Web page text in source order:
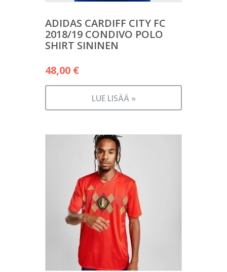
ADIDAS CARDIFF CITY FC
2018/19 CONDIVO POLO
SHIRT SININEN
48,00 €
LUE LISÄÄ »